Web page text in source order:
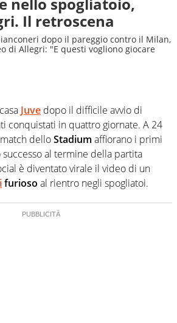
Il retroscena
dopo il pareggio contro il Milan,
di Allegri: "E questi vogliono giocare
Juve dopo il difficile avvio di
conquistati in quattro giornate. A 24
delloStadium affiorano i primi
al termine della partita
è diventato virale il video di un
furioso al rientro negli spogliatoi.